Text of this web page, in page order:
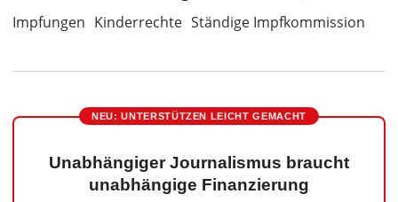
Impfungen Kinderrechte Ständige Impfkommission
NEU: UNTERSTÜTZEN LEICHT GEMACHT
Unabhängiger Journalismus braucht
unabhängige Finanzierung